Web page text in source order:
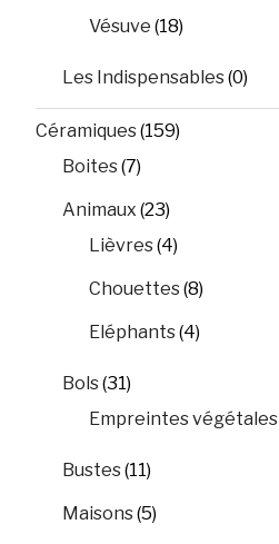
Vésuve (18)
Les Indispensables(0)
Céramiques(159)
Boites(7)
Animaux (23)
Lièvres(4)
Chouettes(8)
Eléphants(4)
Bols(31)
Empreintes végétales
Bustes(11)
Maisons(5)